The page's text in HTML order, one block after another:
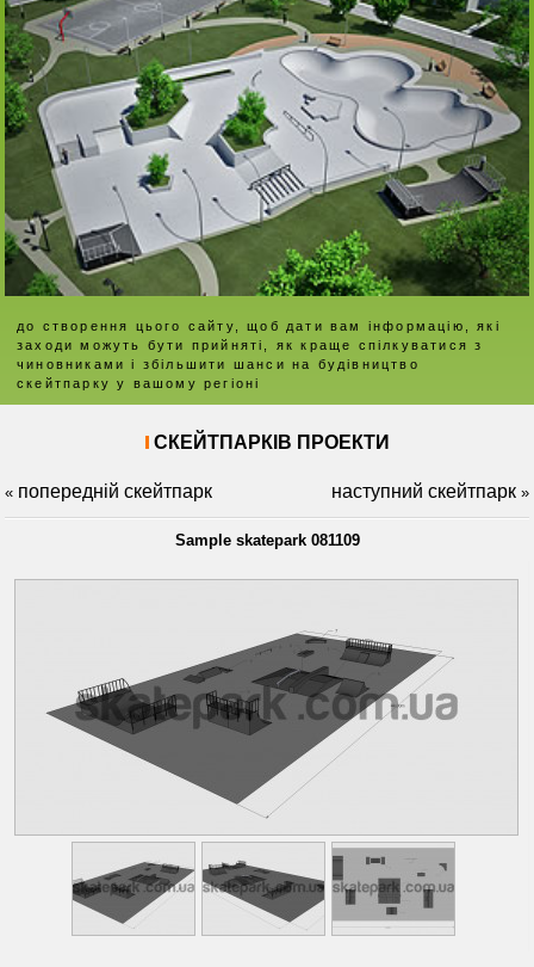
до створення цього сайту, щоб дати вам інформацію, які
заходи можуть бути прийняті, як краще спілкуватися з
чиновниками і збільшити шанси на будівництво
скейтпарку у вашому регіоні
СКЕЙТПАРКІВ ПРОЕКТИ
« попередній скейтпарк наступний скейтпарк »
Sample skatepark 081109